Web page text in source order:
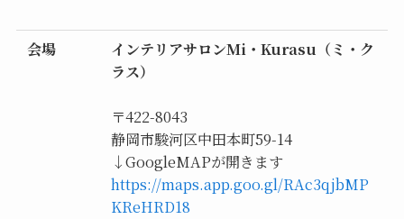
会場
インテリアサロンMi・Kurasu（ミ・ク
ラス）
〒422-8043
静岡市駿河区中田本町59-14
↓GoogleMAPが開きます
https://maps.app.goo.gl/RAc3qjbMP
KReHRD18